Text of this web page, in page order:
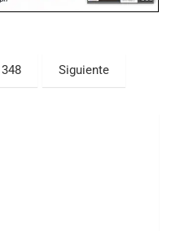
348 Siguiente